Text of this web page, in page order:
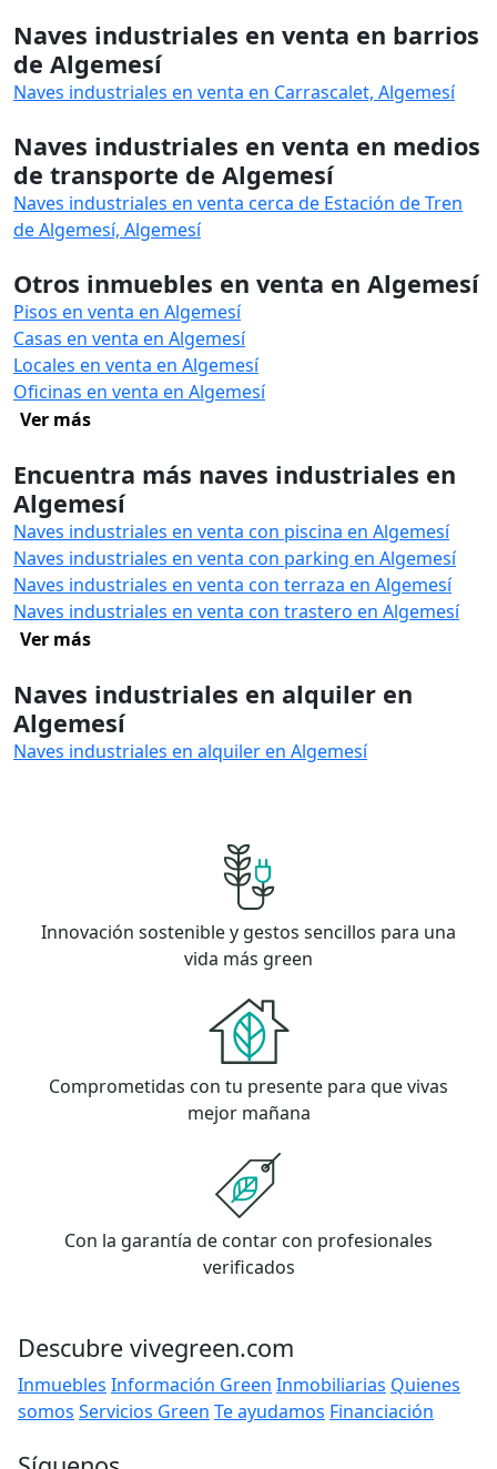
Naves industriales en venta en barrios
de Algemesí
Naves industriales en venta en Carrascalet, Algemesí
Naves industriales en venta en medios
de transporte de Algemesí
Naves industriales en venta cerca de Estación de Tren
de Algemesí, Algemesí
Otros inmuebles en venta en Algemesí
Pisos en venta en Algemesí
Casas en venta en Algemesí
Locales en venta en Algemesí
Oficinas en venta en Algemesí
Ver más
Encuentra más naves industriales en
Algemesí
Naves industriales en venta con piscina en Algemesí
Naves industriales en venta con parking en Algemesí
Naves industriales en venta con terraza en Algemesí
Naves industriales en venta con trastero en Algemesí
Ver más
Naves industriales en alquiler en
Algemesí
Naves industriales en alquiler en Algemesí
Innovación sostenible y gestos sencillos para una
vida más green
Comprometidas con tu presente para que vivas
mejor mañana
Con la garantía de contar con profesionales
verificados
Descubre vivegreen.com
Inmuebles Información Green Inmobiliarias Quienes
somos Servicios Green Te ayudamos Financiación